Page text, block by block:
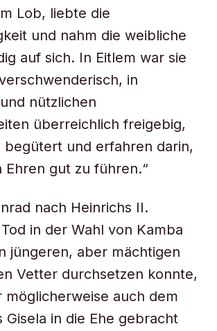
Lob, liebte die
und nahm die weibliche
auf sich. In Eitlem war sie
in
nützlichen
überreichlich freigebig,
begütert und erfahren darin,
Ehren gut zu führen.“
nach Heinrichs II.
in der Wahl von Kamba
jüngeren, aber mächtigen
Vetter durchsetzen konnte,
auch dem
Gisela in die Ehe gebracht